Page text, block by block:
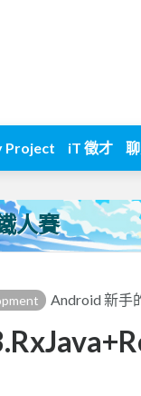
Project iT 徵才
人賽
Android 新手